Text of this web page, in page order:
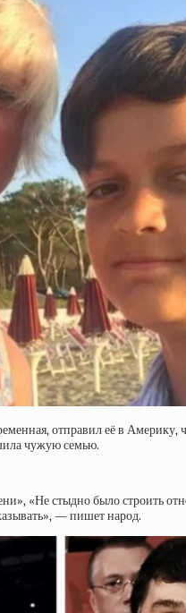
отправил её в Америку,
чужую семью.
«Не стыдно было строить
— пишет народ.